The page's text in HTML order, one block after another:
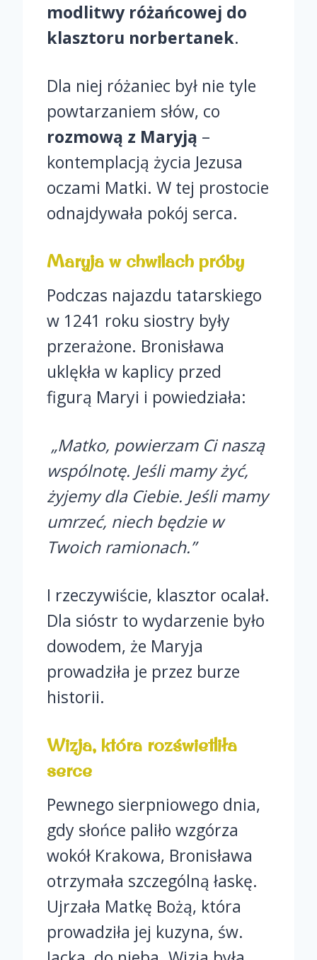
modlitwy różańcowej do
klasztoru norbertanek.
Dla niej różaniec był nie tyle
powtarzaniem słów, co
rozmową z Maryją –
kontemplacją życia Jezusa
oczami Matki. W tej prostocie
odnajdywała pokój serca.
Maryja w chwilach próby
Podczas najazdu tatarskiego
w 1241 roku siostry były
przerażone. Bronisława
uklękła w kaplicy przed
figurą Maryi i powiedziała:
„Matko, powierzam Ci naszą
wspólnotę. Jeśli mamy żyć,
żyjemy dla Ciebie. Jeśli mamy
umrzeć, niech będzie w
Twoich ramionach.”
I rzeczywiście, klasztor ocalał.
Dla sióstr to wydarzenie było
dowodem, że Maryja
prowadziła je przez burze
historii.
Wizja, która rozświetliła
serce
Pewnego sierpniowego dnia,
gdy słońce paliło wzgórza
wokół Krakowa, Bronisława
otrzymała szczególną łaskę.
Ujrzała Matkę Bożą, która
prowadziła jej kuzyna, św.